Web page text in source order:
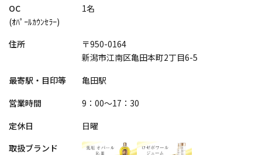
OC
(ｵﾊﾟｰﾙｶｳﾝｾﾗｰ)
1名
住所
〒950-0164
新潟市江南区亀田本町2丁目6-5
最寄駅・目印等
亀田駅
営業時間
9：00～17：30
定休日
日曜
取扱ブランド